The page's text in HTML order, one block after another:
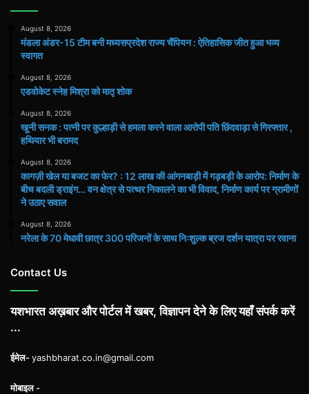
August 8, 2026
मंडला अंडर-15 टीम बनी मध्यसप्रदेश राज्य चैंपियन : ऐतिहासिक जीत हुआ भव्य
स्वागत
August 8, 2026
एडवोकेट स्नेह मिश्रा को मातृ शोक
August 8, 2026
खूनी सनक : पत्नी पर कुल्हाड़ी से हमला करने वाला आरोपी पति छिंदवाड़ा से गिरफ्तार ,
हथियार भी बरामद
August 8, 2026
कागज़ी खेल या बजट का फेर? : 12 लाख की आंगनबाड़ी में गड़बड़ी के आरोप: निर्माण के
बीच बदली ड्राइंग… वन क्षेत्र से पत्थर निकालने का भी विवाद, निर्माण कार्य पर ग्रामीणों
ने उठाए सवाल
August 8, 2026
नरेला के 70 मेधावी छात्र 300 परिजनों के साथ निःशुल्क ब्रज दर्शन यात्रा पर रवाना
Contact Us
यशभारत अख़बार और पोर्टल में खबर, विज्ञापन देने के लिए यहाँ संपर्क करें
...
ईमेल-yashbharat.co.in@gmail.com
मोबाइल -